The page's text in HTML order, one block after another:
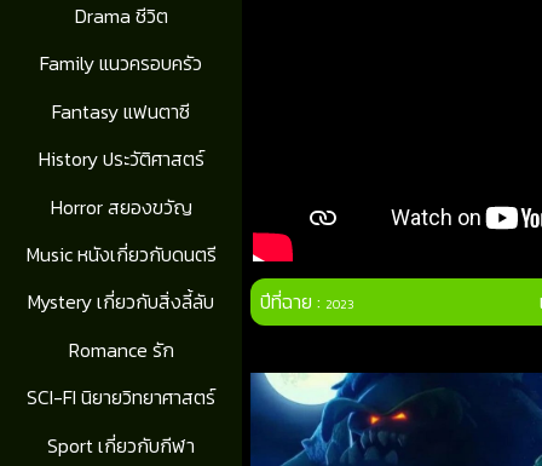
Drama ชีวิต
Family แนวครอบครัว
Fantasy แฟนตาซี
History ประวัติศาสตร์
Horror สยองขวัญ
Music หนังเกี่ยวกับดนตรี
Mystery เกี่ยวกับสิ่งลี้ลับ
Romance รัก
SCI-FI นิยายวิทยาศาสตร์
Sport เกี่ยวกับกีฬา
ปีที่ฉาย :2023